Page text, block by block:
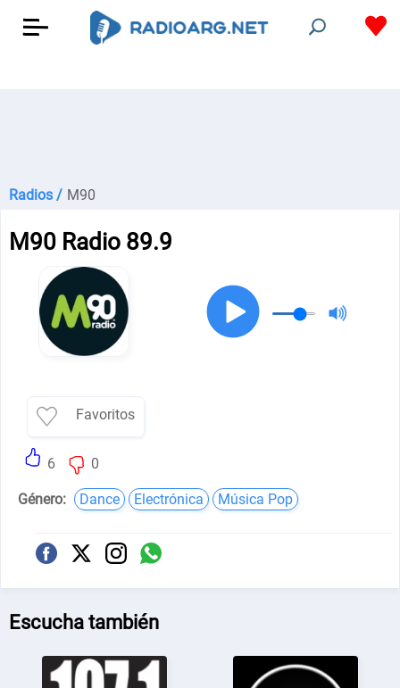
Radios / M90
M90 Radio 89.9
Favoritos
6 0
Género: Dance Electrónica Música Pop
Escucha también